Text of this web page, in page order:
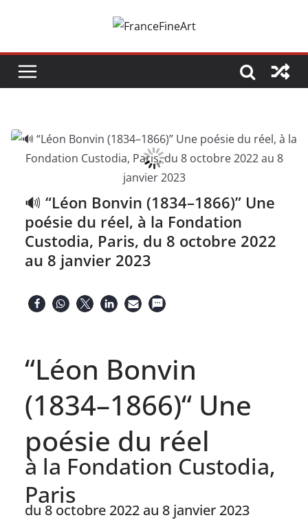
🔊 “Léon Bonvin (1834–1866)” Une
poésie du réel, à la Fondation
Custodia, Paris, du 8 octobre 2022
au 8 janvier 2023
“Léon Bonvin
(1834–1866)“ Une
poésie du réel
à la Fondation Custodia,
Paris
du 8 octobre 2022 au 8 janvier 2023